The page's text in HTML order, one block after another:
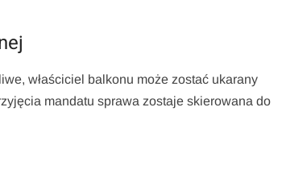
właściciel balkonu może zostać ukarany
mandatu sprawa zostaje skierowana do